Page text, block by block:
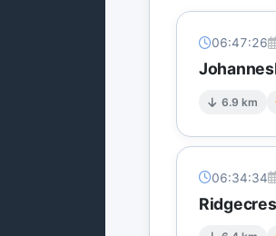
06:47:26
6.9 km
06:34:34